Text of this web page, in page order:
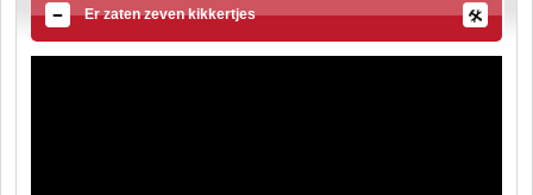
Er zaten zeven kikkertjes